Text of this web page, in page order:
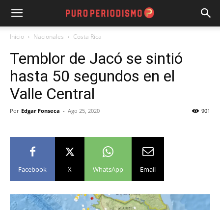
Inicio Nacionales Costa Rica
Temblor de Jacó se sintió
hasta 50 segundos en el
Valle Central
Por Edgar Fonseca - Ago 25, 2020 901
Facebook X WhatsApp Email